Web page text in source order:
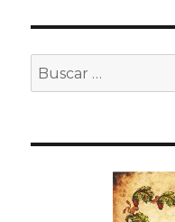
Buscar
por: